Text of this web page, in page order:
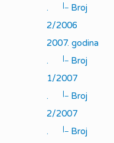
.
|_ Broj
2/2006
2007. godina
.
|_ Broj
1/2007
.
|_ Broj
2/2007
.
|_ Broj